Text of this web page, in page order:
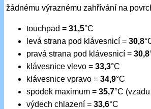
žádnému výraznému zahřívání na
touchpad =31,5°C
levá strana pod klávesnicí =30,8
pravá strana pod klávesnicí =30,8
klávesnice vlevo =33,3°C
klávesnice vpravo =34,9°C
spodek maximum =35,7°C
výdech chlazení =33,6°C